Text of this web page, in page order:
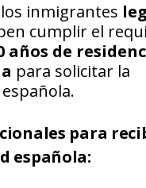
inmigrantes
cumplir el
años de
para solicitar la
para
española: